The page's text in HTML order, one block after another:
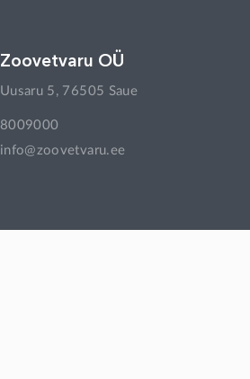
Zoovetvaru OÜ
Uusaru 5, 76505 Saue
8009000
info@zoovetvaru.ee